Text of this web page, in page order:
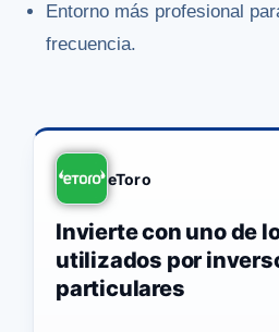
Entorno más profesional
frecuencia.
eToro
Invierte con uno de
utilizados por
particulares